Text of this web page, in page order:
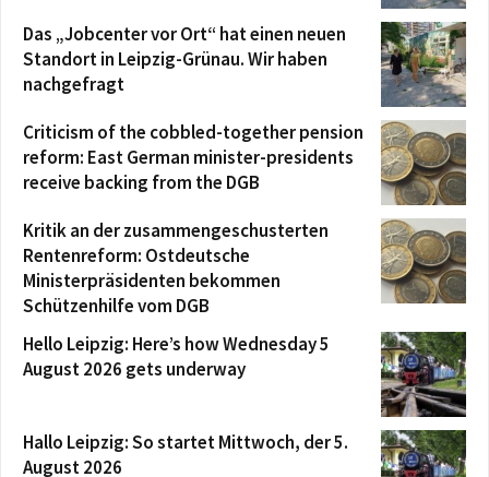
Das „Jobcenter vor Ort“ hat einen neuen
Standort in Leipzig-Grünau. Wir haben
nachgefragt
Criticism of the cobbled-together pension
reform: East German minister-presidents
receive backing from the DGB
Kritik an der zusammengeschusterten
Rentenreform: Ostdeutsche
Ministerpräsidenten bekommen
Schützenhilfe vom DGB
Hello Leipzig: Here’s how Wednesday 5
August 2026 gets underway
Hallo Leipzig: So startet Mittwoch, der 5.
August 2026